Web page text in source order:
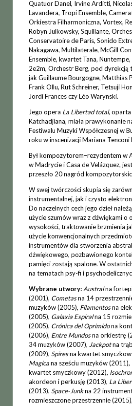
Quatuor Danel, Irvine Arditti,
Lavandera, Tropi Ensemble,
Orkiestra Filharmoniczna, Vortex,
Robyn Julkowsky, Squillante,
Conservatoire de Paris, Sonido
Nakagawa, Multilaterale, McGill
Ensemble, kwartet Tana,
2e2m, Orchestr Berg, pod dyrekcją
jak Guillaume Bourgogne, Matthias
Frank Ollu, Rut Schreiner, Tetsuji
Jordi Frances czy Léo Warynski.
Jego opera La Libertad total, oparta
Katchadjiana, miała prawykonanie
Festiwalu Muzyki Współczesnej w
roku w inscenizacji Mariana Tenconi
Był kompozytorem–rezydentem w
w Madrycie i Casa de Velázquez,
przeszło 20 nagród
W swej twórczości skupia się
instrumentalnej, jak i czysto
Do naczelnych cech jego dzieł
użycie szumów wraz z dźwiękami o
wysokości, traktowanie brzmienia
użycie konwencjonalnych
instrumentów dla stworzenia
dźwiękowego, pozbawionego
pamięci zostają spalone. W
na tematach psy-fi i
Wybrane utwory:Australna
(2001), Cometasna 14
muzyków (2005), Filamentosna
(2005), Galaxia Espiralna 15
(2005), Crónica del Oprimidona
(2006), Entre Mundosna orkiestrę
34 muzyków (2007), Jackpotna
(2009), Spiresna kwartet
Magicana sześciu muzyków (2011),
kwartet smyczkowy (2012),
akordeon i perkusję (2013), La
(2013), Space-Junkna 22
rozmieszczone przestrzennie (2015),